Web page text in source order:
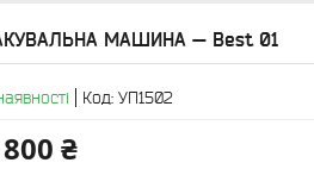
МАШИНА — Best 01
Код: УП1502
₴